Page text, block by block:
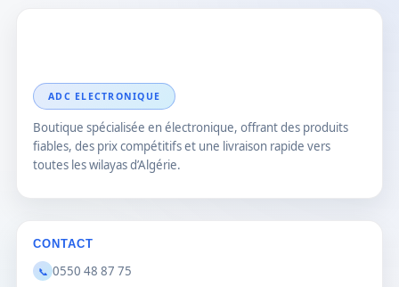
ADC ELECTRONIQUE
Boutique spécialisée en électronique, offrant des produits
fiables, des prix compétitifs et une livraison rapide vers
toutes les wilayas d’Algérie.
CONTACT
📞 0550 48 87 75